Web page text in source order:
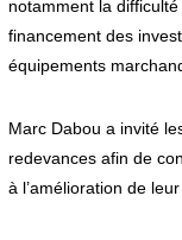
notamment la
financement des
équipements
Marc Dabou a invité
redevances afin de
à l’amélioration de